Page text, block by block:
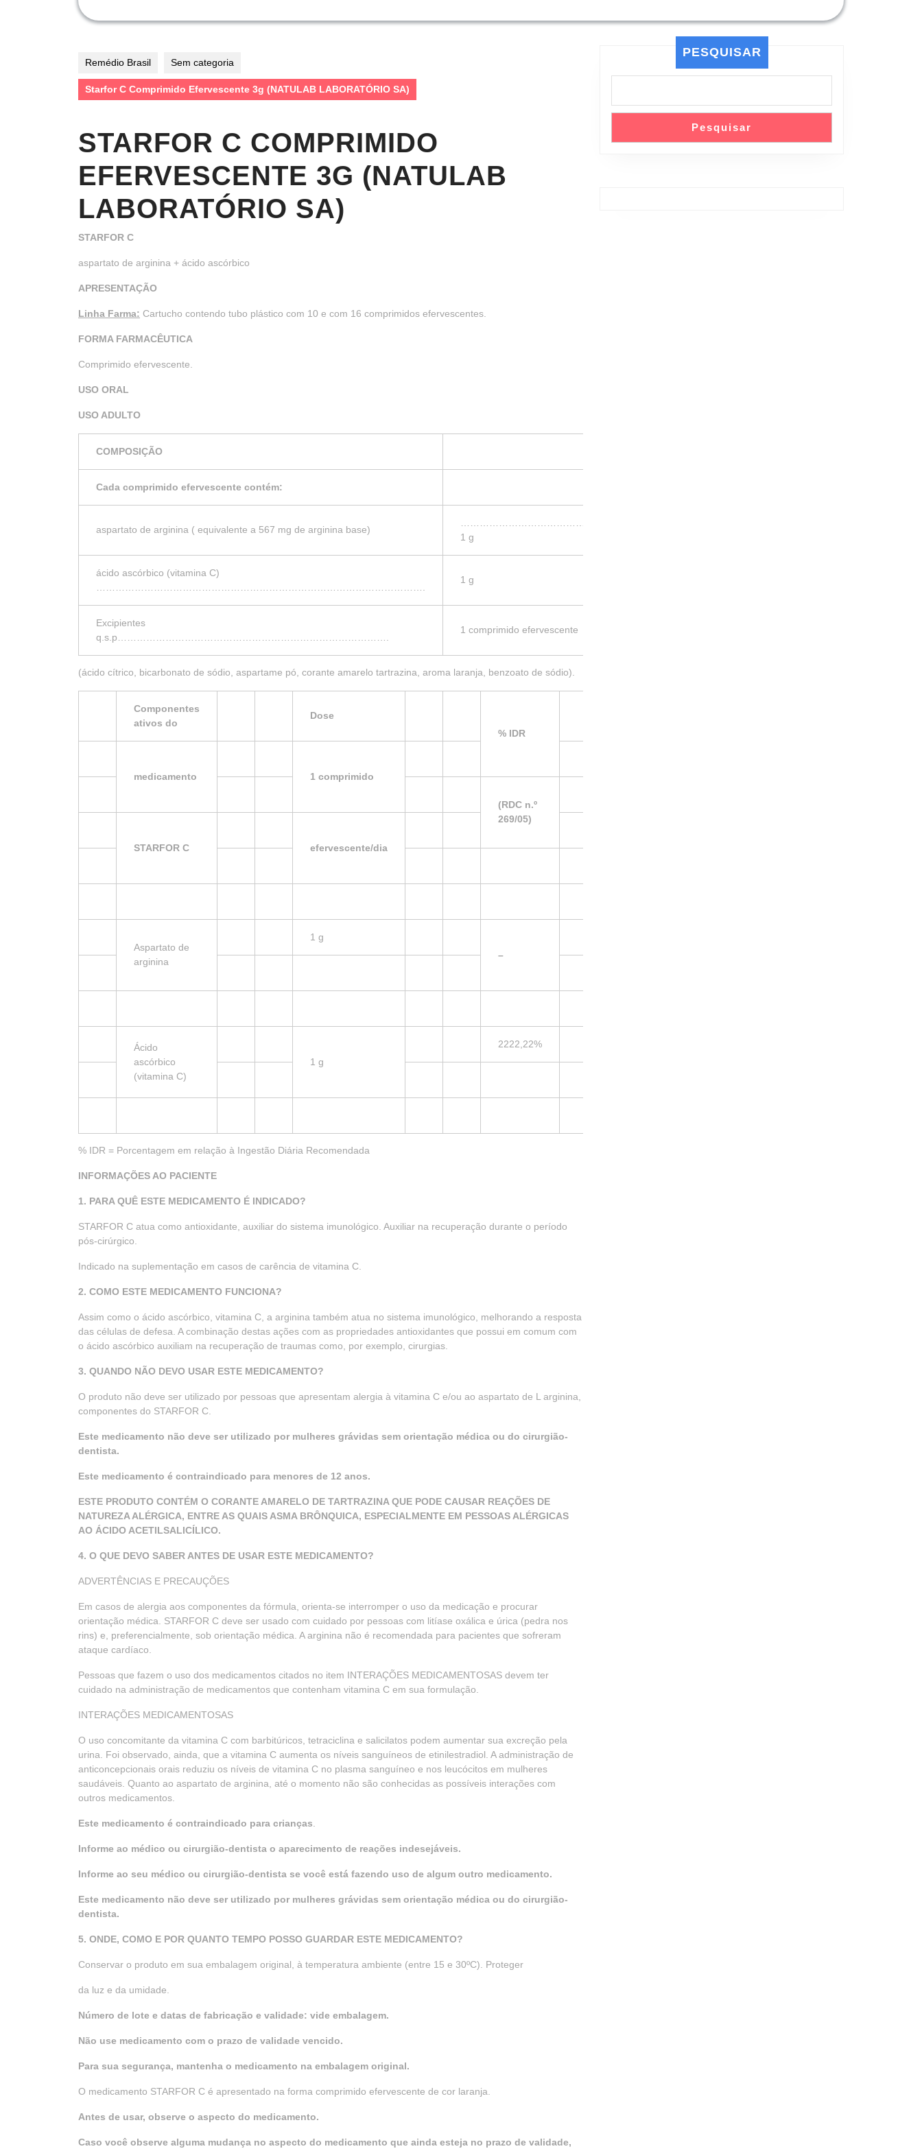
Remédio Brasil Sem categoria
Starfor C Comprimido Efervescente 3g (NATULAB LABORATÓRIO SA)
STARFOR C COMPRIMIDO
EFERVESCENTE 3G (NATULAB
LABORATÓRIO SA)
STARFOR C
aspartato de arginina + ácido ascórbico
APRESENTAÇÃO
Linha Farma: Cartucho contendo tubo plástico com 10 e com 16 comprimidos efervescentes.
FORMA FARMACÊUTICA
Comprimido efervescente.
USO ORAL
USO ADULTO
COMPOSIÇÃO
Cada comprimido efervescente contém:
aspartato de arginina ( equivalente a 567 mg de arginina base)
1 g
ácido ascórbico (vitamina C)
1 g
Excipientes
q.s.p………………………………………………………………………….
1 comprimido efervescente
(ácido cítrico, bicarbonato de sódio, aspartame pó, corante amarelo tartrazina, aroma laranja, benzoato de sódio).
Componentes
ativos do
Dose
% IDR
medicamento 1 comprimido
(RDC n.º
269/05)
STARFOR C efervescente/dia
Aspartato de
arginina
1 g
–
Ácido
ascórbico
(vitamina C)
1 g
2222,22%
% IDR = Porcentagem em relação à Ingestão Diária Recomendada
INFORMAÇÕES AO PACIENTE
1. PARA QUÊ ESTE MEDICAMENTO É INDICADO?
STARFOR C atua como antioxidante, auxiliar do sistema imunológico. Auxiliar na recuperação durante o período
pós-cirúrgico.
Indicado na suplementação em casos de carência de vitamina C.
2. COMO ESTE MEDICAMENTO FUNCIONA?
Assim como o ácido ascórbico, vitamina C, a arginina também atua no sistema imunológico, melhorando a resposta
das células de defesa. A combinação destas ações com as propriedades antioxidantes que possui em comum com
o ácido ascórbico auxiliam na recuperação de traumas como, por exemplo, cirurgias.
3. QUANDO NÃO DEVO USAR ESTE MEDICAMENTO?
O produto não deve ser utilizado por pessoas que apresentam alergia à vitamina C e/ou ao aspartato de L arginina,
componentes do STARFOR C.
Este medicamento não deve ser utilizado por mulheres grávidas sem orientação médica ou do cirurgião-
dentista.
Este medicamento é contraindicado para menores de 12 anos.
ESTE PRODUTO CONTÉM O CORANTE AMARELO DE TARTRAZINA QUE PODE CAUSAR REAÇÕES DE
NATUREZA ALÉRGICA, ENTRE AS QUAIS ASMA BRÔNQUICA, ESPECIALMENTE EM PESSOAS ALÉRGICAS
AO ÁCIDO ACETILSALICÍLICO.
4. O QUE DEVO SABER ANTES DE USAR ESTE MEDICAMENTO?
ADVERTÊNCIAS E PRECAUÇÕES
Em casos de alergia aos componentes da fórmula, orienta-se interromper o uso da medicação e procurar
orientação médica. STARFOR C deve ser usado com cuidado por pessoas com litíase oxálica e úrica (pedra nos
rins) e, preferencialmente, sob orientação médica. A arginina não é recomendada para pacientes que sofreram
ataque cardíaco.
Pessoas que fazem o uso dos medicamentos citados no item INTERAÇÕES MEDICAMENTOSAS devem ter
cuidado na administração de medicamentos que contenham vitamina C em sua formulação.
INTERAÇÕES MEDICAMENTOSAS
O uso concomitante da vitamina C com barbitúricos, tetraciclina e salicilatos podem aumentar sua excreção pela
urina. Foi observado, ainda, que a vitamina C aumenta os níveis sanguíneos de etinilestradiol. A administração de
anticoncepcionais orais reduziu os níveis de vitamina C no plasma sanguíneo e nos leucócitos em mulheres
saudáveis. Quanto ao aspartato de arginina, até o momento não são conhecidas as possíveis interações com
outros medicamentos.
Este medicamento é contraindicado para crianças
Informe ao médico ou cirurgião-dentista o aparecimento de reações indesejáveis.
Informe ao seu médico ou cirurgião-dentista se você está fazendo uso de algum outro medicamento.
Este medicamento não deve ser utilizado por mulheres grávidas sem orientação médica ou do cirurgião-
dentista.
5. ONDE, COMO E POR QUANTO TEMPO POSSO GUARDAR ESTE MEDICAMENTO?
Conservar o produto em sua embalagem original, à temperatura ambiente (entre 15 e 30ºC). Proteger
da luz e da umidade.
Número de lote e datas de fabricação e validade: vide embalagem.
Não use medicamento com o prazo de validade vencido.
Para sua segurança, mantenha o medicamento na embalagem original.
O medicamento STARFOR C é apresentado na forma comprimido efervescente de cor laranja.
Antes de usar, observe o aspecto do medicamento.
Caso você observe alguma mudança no aspecto do medicamento que ainda esteja no prazo de validade,
PESQUISAR
Pesquisar